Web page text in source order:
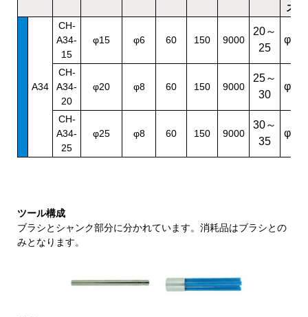
ズ
A34
CH-
A34-
15
φ15 φ6 60 150 9000
20～
25
φ6
CH-
A34-
20
φ20 φ8 60 150 9000
25～
30
φ8
CH-
A34-
25
φ25 φ8 60 150 9000
30～
35
φ8
ツール構成
ブラシとシャンク部分に分かれています。消耗品はブラシとの
みとなります。